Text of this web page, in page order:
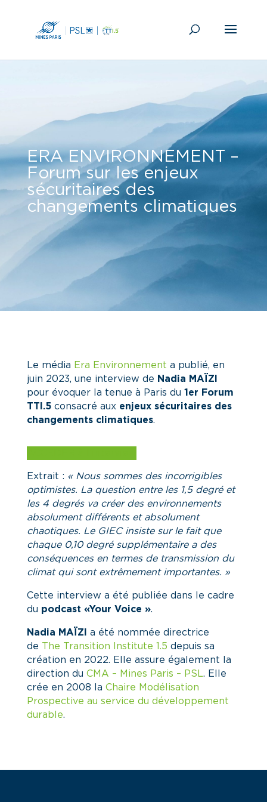
ERA ENVIRONNEMENT –
Forum sur les enjeux
sécuritaires des
changements climatiques
Le média Era Environnement a publié, en
juin 2023, une interview de Nadia MAÏZI
pour évoquer la tenue à Paris du 1er Forum
TTI.5 consacré aux enjeux sécuritaires des
changements climatiques.
Extrait : « Nous sommes des incorrigibles
optimistes. La question entre les 1,5 degré et
les 4 degrés va créer des environnements
absolument différents et absolument
chaotiques. Le GIEC insiste sur le fait que
chaque 0,10 degré supplémentaire a des
conséquences en termes de transmission du
climat qui sont extrêmement importantes. »
Cette interview a été publiée dans le cadre
du podcast «Your Voice ».
Nadia MAÏZI
a été nommée directrice
de The Transition Institute 1.5 depuis sa
création en 2022. Elle assure également la
direction du CMA – Mines Paris – PSL. Elle
crée en 2008 la Chaire Modélisation
Prospective au service du développement
durable.